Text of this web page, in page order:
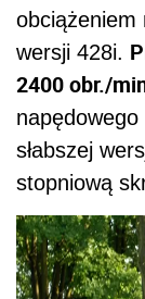
obciążeniem
wersji 428i.
2400 obr./
słabszej
stopniową